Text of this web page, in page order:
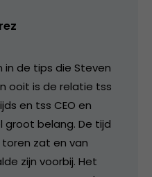
in de tips die Steven
ooit is de relatie tss
en tss CEO en
groot belang. De tijd
toren zat en van
zijn voorbij. Het